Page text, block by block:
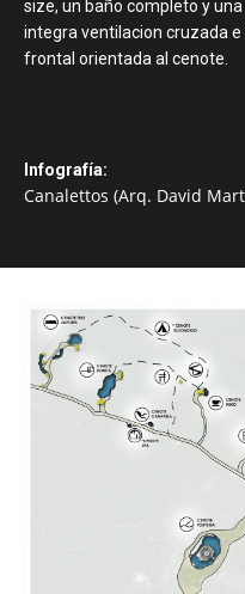
size, un baño completo y
integra ventilacion cruzada
frontal orientada al cenote.
Infografía:
Canalettos (Arq. David